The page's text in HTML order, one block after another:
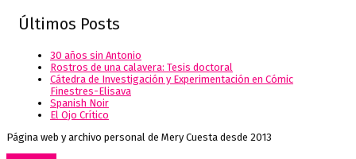
Últimos Posts
30 años sin Antonio
Rostros de una calavera: Tesis doctoral
Cátedra de Investigación y Experimentación en Cómic
Finestres-Elisava
Spanish Noir
El Ojo Crítico
Página web y archivo personal de Mery Cuesta desde 2013